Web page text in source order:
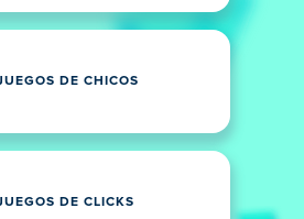
DE CHICOS
DE CLICKS